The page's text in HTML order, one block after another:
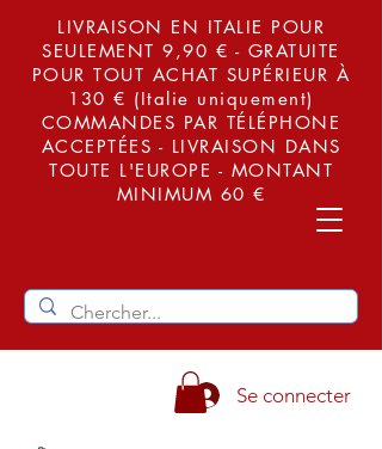
LIVRAISON EN ITALIE POUR
SEULEMENT 9,90 € - GRATUITE
POUR TOUT ACHAT SUPÉRIEUR À
130 € (Italie uniquement)
COMMANDES PAR TÉLÉPHONE
ACCEPTÉES - LIVRAISON DANS
TOUTE L'EUROPE - MONTANT
MINIMUM 60 €
Se connecter